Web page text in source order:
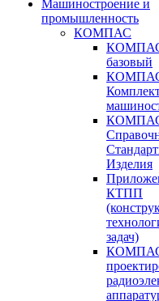
Машиностроение и
промышленность
КОМПАС
базовый
Изделия
КТПП
задач)